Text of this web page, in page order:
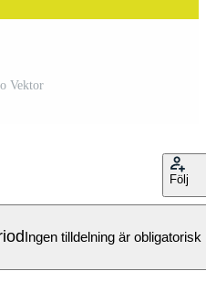
Vektor
Följ
Ingen tilldelning är obligatorisk